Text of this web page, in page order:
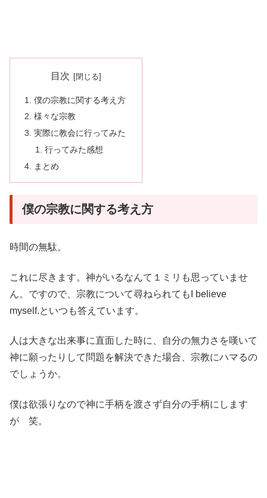
目次
僕の宗教に関する考え方
様々な宗教
実際に教会に行ってみた
行ってみた感想
まとめ
僕の宗教に関する考え方
時間の無駄。
これに尽きます。神がいるなんて１ミリも思っていませ
ん。ですので、宗教について尋ねられてもI believe
myself.といつも答えています。
人は大きな出来事に直面した時に、自分の無力さを嘆いて
神に願ったりして問題を解決できた場合、宗教にハマるの
でしょうか。
僕は欲張りなので神に手柄を渡さず自分の手柄にします
が 笑。